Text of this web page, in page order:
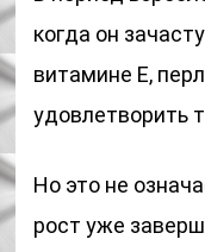
когда он
витамине Е,
удовлетворить
Но это не
рост уже